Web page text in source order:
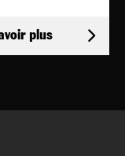
plus